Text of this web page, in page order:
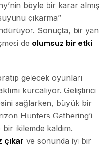
böyle bir karar almış
çıkarma”
Sonuçta, bir yan
de olumsuz bir etki
gelecek oyunları
kurcalıyor. Geliştirici
sağlarken, büyük bir
Hunters Gathering’i
ikilemde kaldım.
çıkar ve sonunda iyi bir